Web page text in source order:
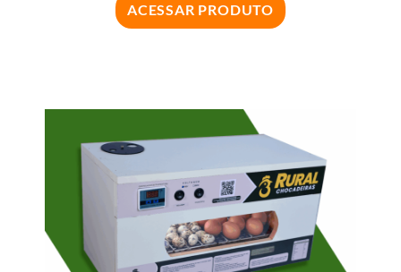
ACESSAR PRODUTO